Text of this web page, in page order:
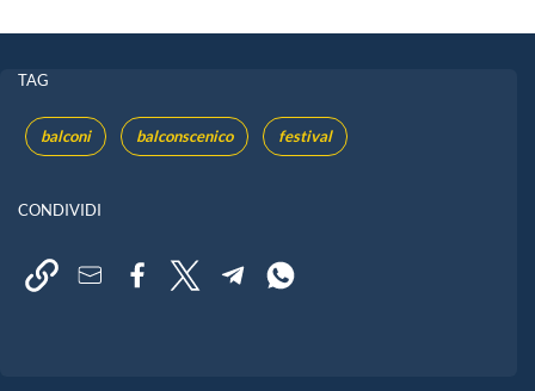
TAG
balconi balconscenico festival
CONDIVIDI